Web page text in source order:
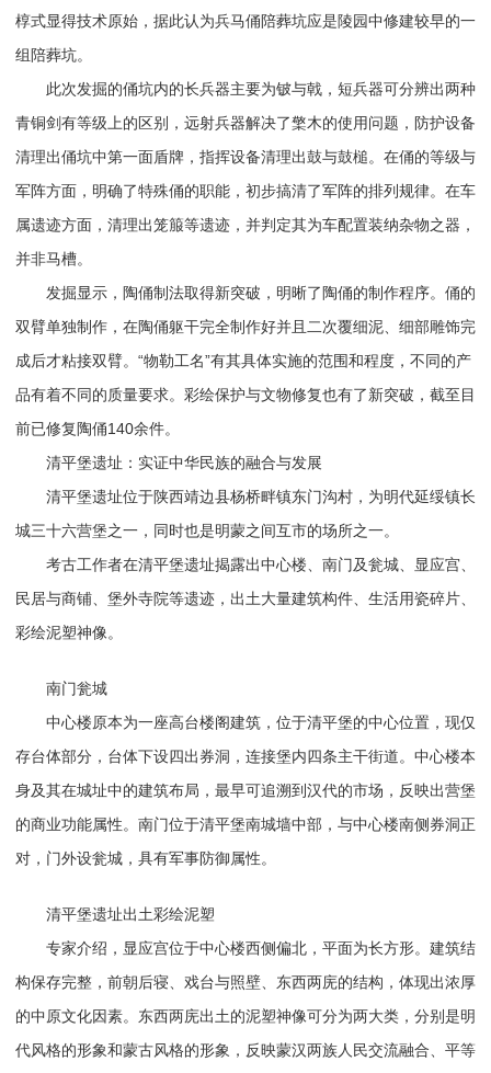
椁式显得技术原始，据此认为兵马俑陪葬坑应是陵园中修建较早的一
组陪葬坑。
此次发掘的俑坑内的长兵器主要为铍与戟，短兵器可分辨出两种
青铜剑有等级上的区别，远射兵器解决了檠木的使用问题，防护设备
清理出俑坑中第一面盾牌，指挥设备清理出鼓与鼓槌。在俑的等级与
军阵方面，明确了特殊俑的职能，初步搞清了军阵的排列规律。在车
属遗迹方面，清理出笼箙等遗迹，并判定其为车配置装纳杂物之器，
并非马槽。
发掘显示，陶俑制法取得新突破，明晰了陶俑的制作程序。俑的
双臂单独制作，在陶俑躯干完全制作好并且二次覆细泥、细部雕饰完
成后才粘接双臂。“物勒工名”有其具体实施的范围和程度，不同的产
品有着不同的质量要求。彩绘保护与文物修复也有了新突破，截至目
前已修复陶俑140余件。
清平堡遗址：实证中华民族的融合与发展
清平堡遗址位于陕西靖边县杨桥畔镇东门沟村，为明代延绥镇长
城三十六营堡之一，同时也是明蒙之间互市的场所之一。
考古工作者在清平堡遗址揭露出中心楼、南门及瓮城、显应宫、
民居与商铺、堡外寺院等遗迹，出土大量建筑构件、生活用瓷碎片、
彩绘泥塑神像。
南门瓮城
中心楼原本为一座高台楼阁建筑，位于清平堡的中心位置，现仅
存台体部分，台体下设四出券洞，连接堡内四条主干街道。中心楼本
身及其在城址中的建筑布局，最早可追溯到汉代的市场，反映出营堡
的商业功能属性。南门位于清平堡南城墙中部，与中心楼南侧券洞正
对，门外设瓮城，具有军事防御属性。
清平堡遗址出土彩绘泥塑
专家介绍，显应宫位于中心楼西侧偏北，平面为长方形。建筑结
构保存完整，前朝后寝、戏台与照壁、东西两庑的结构，体现出浓厚
的中原文化因素。东西两庑出土的泥塑神像可分为两大类，分别是明
代风格的形象和蒙古风格的形象，反映蒙汉两族人民交流融合、平等